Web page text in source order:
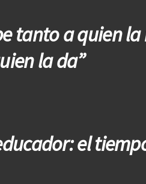
tanto a quien la
la da”
el